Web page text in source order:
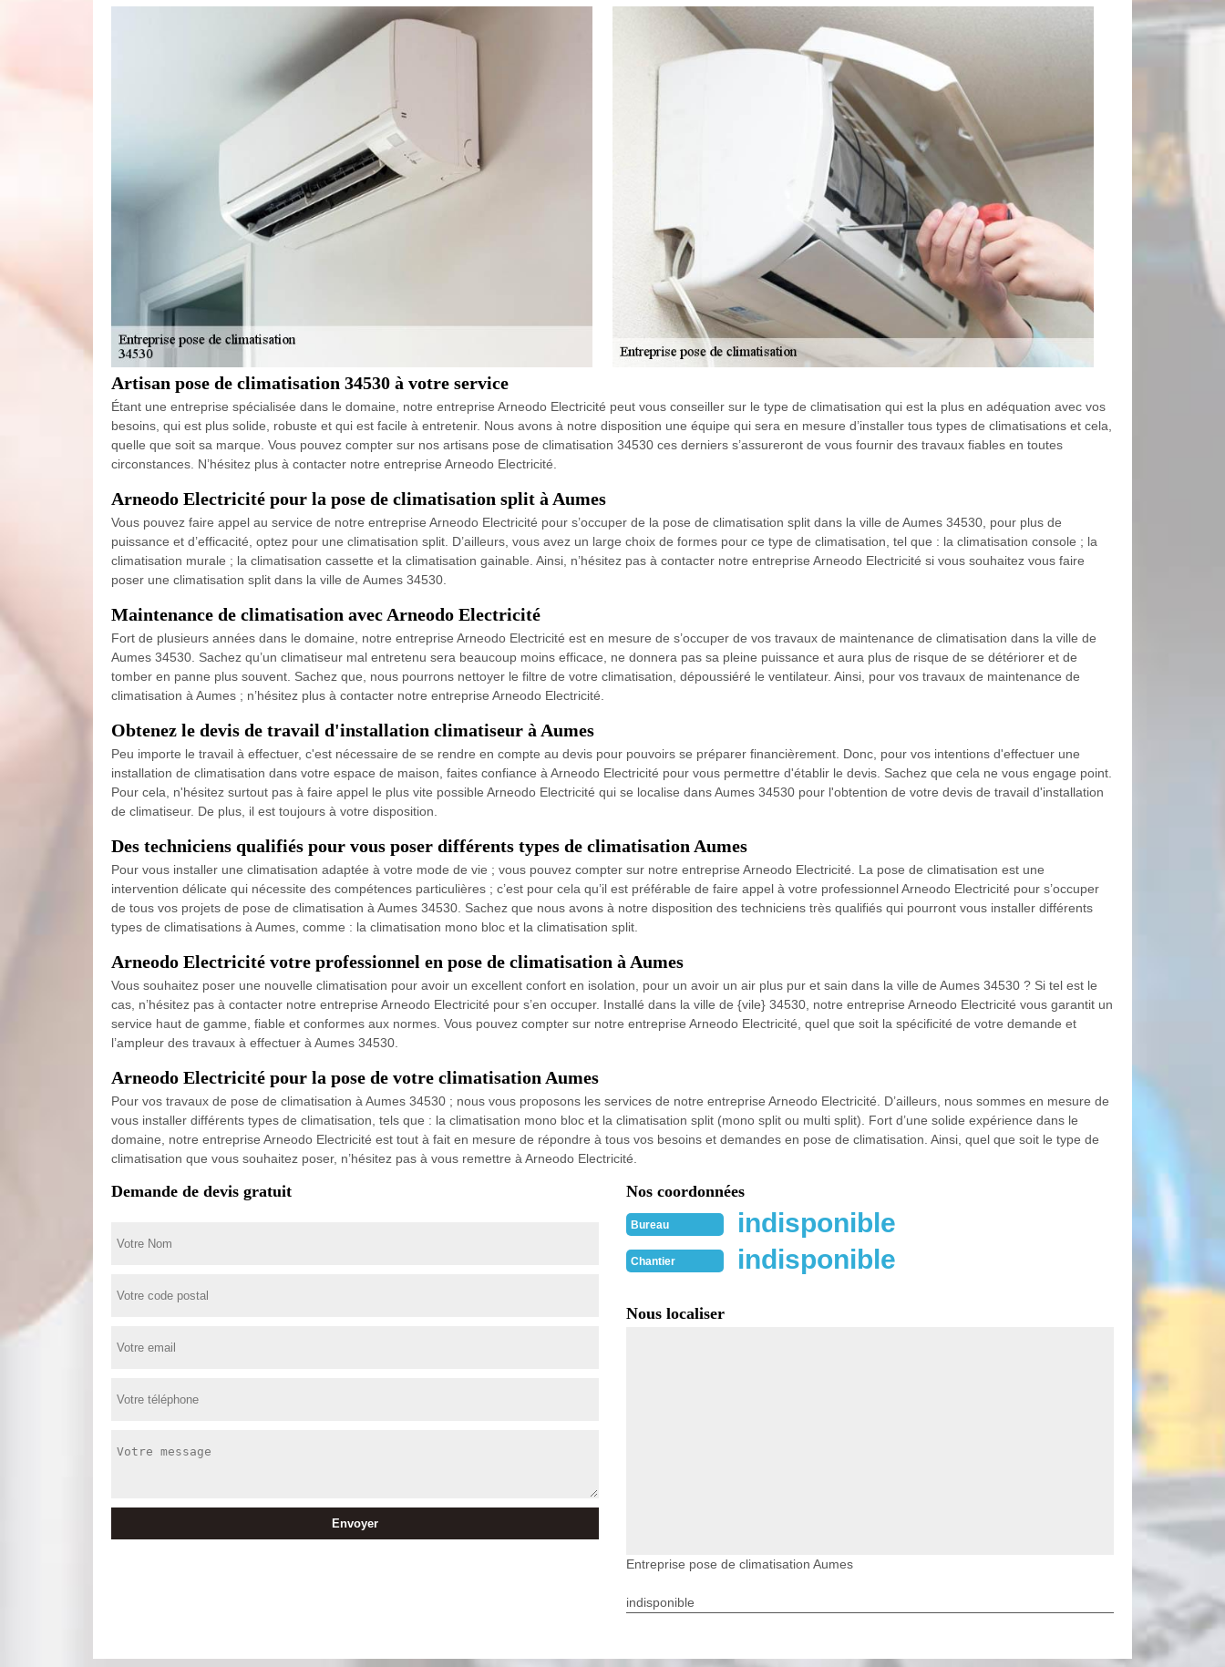
Artisan pose de climatisation 34530 à votre service
Étant une entreprise spécialisée dans le domaine, notre entreprise Arneodo Electricité peut vous conseiller sur le type de climatisation qui est la plus en adéquation avec vos
besoins, qui est plus solide, robuste et qui est facile à entretenir. Nous avons à notre disposition une équipe qui sera en mesure d’installer tous types de climatisations et cela,
quelle que soit sa marque. Vous pouvez compter sur nos artisans pose de climatisation 34530 ces derniers s’assureront de vous fournir des travaux fiables en toutes
circonstances. N’hésitez plus à contacter notre entreprise Arneodo Electricité.
Arneodo Electricité pour la pose de climatisation split à Aumes
Vous pouvez faire appel au service de notre entreprise Arneodo Electricité pour s’occuper de la pose de climatisation split dans la ville de Aumes 34530, pour plus de
puissance et d’efficacité, optez pour une climatisation split. D’ailleurs, vous avez un large choix de formes pour ce type de climatisation, tel que : la climatisation console ; la
climatisation murale ; la climatisation cassette et la climatisation gainable. Ainsi, n’hésitez pas à contacter notre entreprise Arneodo Electricité si vous souhaitez vous faire
poser une climatisation split dans la ville de Aumes 34530.
Maintenance de climatisation avec Arneodo Electricité
Fort de plusieurs années dans le domaine, notre entreprise Arneodo Electricité est en mesure de s’occuper de vos travaux de maintenance de climatisation dans la ville de
Aumes 34530. Sachez qu’un climatiseur mal entretenu sera beaucoup moins efficace, ne donnera pas sa pleine puissance et aura plus de risque de se détériorer et de
tomber en panne plus souvent. Sachez que, nous pourrons nettoyer le filtre de votre climatisation, dépoussiéré le ventilateur. Ainsi, pour vos travaux de maintenance de
climatisation à Aumes ; n’hésitez plus à contacter notre entreprise Arneodo Electricité.
Obtenez le devis de travail d'installation climatiseur à Aumes
Peu importe le travail à effectuer, c'est nécessaire de se rendre en compte au devis pour pouvoirs se préparer financièrement. Donc, pour vos intentions d'effectuer une
installation de climatisation dans votre espace de maison, faites confiance à Arneodo Electricité pour vous permettre d'établir le devis. Sachez que cela ne vous engage point.
Pour cela, n'hésitez surtout pas à faire appel le plus vite possible Arneodo Electricité qui se localise dans Aumes 34530 pour l'obtention de votre devis de travail d'installation
de climatiseur. De plus, il est toujours à votre disposition.
Des techniciens qualifiés pour vous poser différents types de climatisation Aumes
Pour vous installer une climatisation adaptée à votre mode de vie ; vous pouvez compter sur notre entreprise Arneodo Electricité. La pose de climatisation est une
intervention délicate qui nécessite des compétences particulières ; c’est pour cela qu’il est préférable de faire appel à votre professionnel Arneodo Electricité pour s’occuper
de tous vos projets de pose de climatisation à Aumes 34530. Sachez que nous avons à notre disposition des techniciens très qualifiés qui pourront vous installer différents
types de climatisations à Aumes, comme : la climatisation mono bloc et la climatisation split.
Arneodo Electricité votre professionnel en pose de climatisation à Aumes
Vous souhaitez poser une nouvelle climatisation pour avoir un excellent confort en isolation, pour un avoir un air plus pur et sain dans la ville de Aumes 34530 ? Si tel est le
cas, n’hésitez pas à contacter notre entreprise Arneodo Electricité pour s’en occuper. Installé dans la ville de {vile} 34530, notre entreprise Arneodo Electricité vous garantit un
service haut de gamme, fiable et conformes aux normes. Vous pouvez compter sur notre entreprise Arneodo Electricité, quel que soit la spécificité de votre demande et
l’ampleur des travaux à effectuer à Aumes 34530.
Arneodo Electricité pour la pose de votre climatisation Aumes
Pour vos travaux de pose de climatisation à Aumes 34530 ; nous vous proposons les services de notre entreprise Arneodo Electricité. D’ailleurs, nous sommes en mesure de
vous installer différents types de climatisation, tels que : la climatisation mono bloc et la climatisation split (mono split ou multi split). Fort d’une solide expérience dans le
domaine, notre entreprise Arneodo Electricité est tout à fait en mesure de répondre à tous vos besoins et demandes en pose de climatisation. Ainsi, quel que soit le type de
climatisation que vous souhaitez poser, n’hésitez pas à vous remettre à Arneodo Electricité.
Demande de devis gratuit Nos coordonnées
Bureau indisponible
Chantier indisponible
Nous localiser
Entreprise pose de climatisation Aumes
indisponible